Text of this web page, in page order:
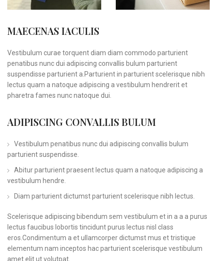
MAECENAS IACULIS
Vestibulum curae torquent diam diam commodo parturient
penatibus nunc dui adipiscing convallis bulum parturient
suspendisse parturient a.Parturient in parturient scelerisque nibh
lectus quam a natoque adipiscing a vestibulum hendrerit et
pharetra fames nunc natoque dui.
ADIPISCING CONVALLIS BULUM
Vestibulum penatibus nunc dui adipiscing convallis bulum
parturient suspendisse.
Abitur parturient praesent lectus quam a natoque adipiscing a
vestibulum hendre.
Diam parturient dictumst parturient scelerisque nibh lectus.
Scelerisque adipiscing bibendum sem vestibulum et in a a a purus
lectus faucibus lobortis tincidunt purus lectus nisl class
eros.Condimentum a et ullamcorper dictumst mus et tristique
elementum nam inceptos hac parturient scelerisque vestibulum
amet elit ut volutpat.